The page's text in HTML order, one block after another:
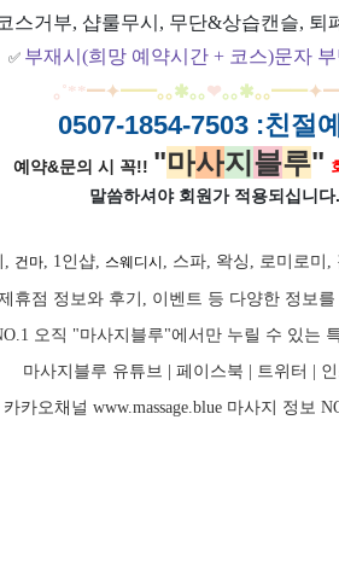
스거부, 샵룰무시, 무단&상습캔슬, 퇴
✅ 부재시(희망 예약시간 + 코스)문자
｡˚**━✦━━｡｡✱｡｡❤｡｡✱｡｡━━✦
0507-1854-7503 :친절
예약&문의 시 꼭!! "마사지 블루"
말씀하셔야 회원가 적용되십니다.
, 건마, 1인샵, 스웨디시 , 스파, 왁싱, 로미로미,
휴점 정보와 후기, 이벤트 등 다양한 정보
오직 "마사지블루"에서만 누릴 수 있는
마사지블루 유튜브 | 페이스북 | 트위터 |
카카오채널 www.massage.blue 마사지 정보